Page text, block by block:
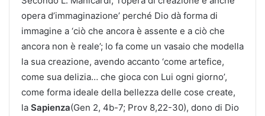
opera d’immaginazione’ perché Dio dà forma di
immagine a ‘ciò che ancora è assente e a ciò che
ancora non è reale’; lo fa come un vasaio che modella
la sua creazione, avendo accanto ‘come artefice,
come sua delizia… che gioca con Lui ogni giorno’,
come forma ideale della bellezza delle cose create,
la Sapienza(Gen 2, 4b-7; Prov 8,22-30), dono di Dio